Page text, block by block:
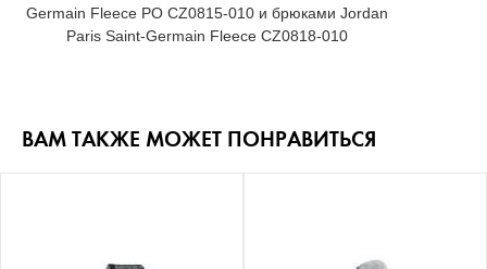
Germain Fleece PO CZ0815-010 и брюками Jordan
Paris Saint-Germain Fleece CZ0818-010
ВАМ ТАКЖЕ МОЖЕТ ПОНРАВИТЬСЯ